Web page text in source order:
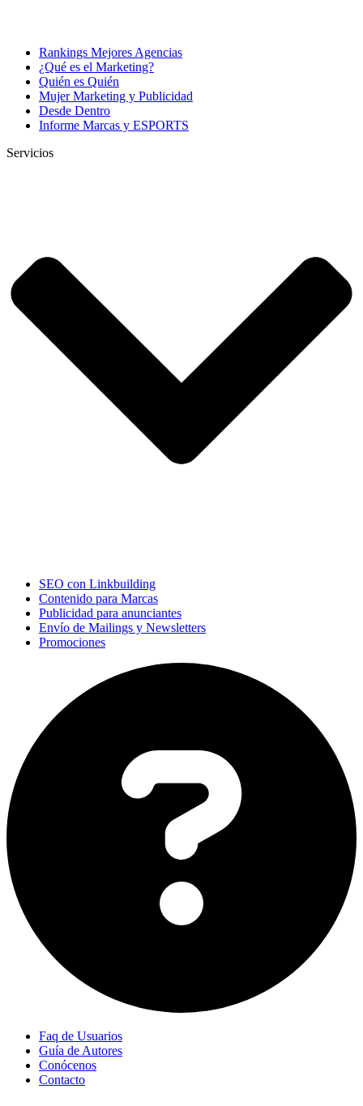
Rankings Mejores Agencias
¿Qué es el Marketing?
Quién es Quién
Mujer Marketing y Publicidad
Desde Dentro
Informe Marcas y ESPORTS
Servicios
SEO con Linkbuilding
Contenido para Marcas
Publicidad para anunciantes
Envío de Mailings y Newsletters
Promociones
Faq de Usuarios
Guía de Autores
Conócenos
Contacto